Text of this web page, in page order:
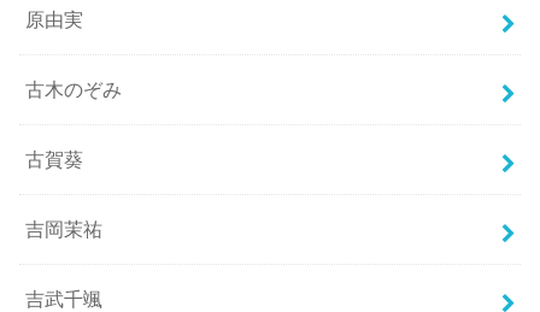
原由実
古木のぞみ
古賀葵
吉岡茉祐
吉武千颯